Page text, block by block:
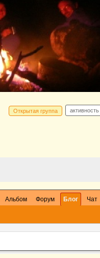
Открытая группа активность
Альбом Форум Блог
Чат